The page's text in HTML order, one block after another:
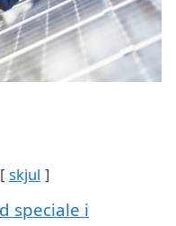
skjul
speciale i